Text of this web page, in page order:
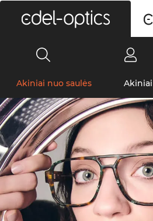
Akiniai nuo saulės Akiniai